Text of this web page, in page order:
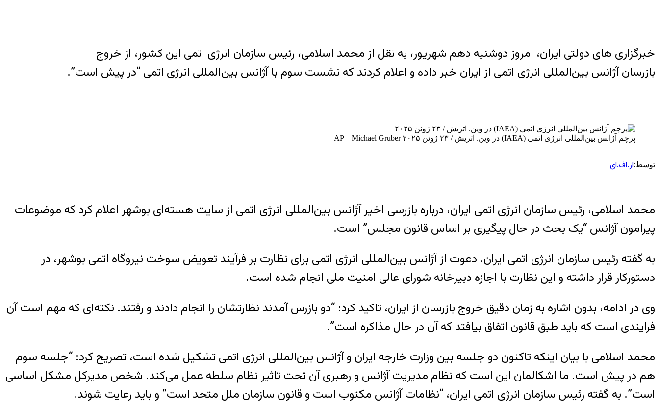
خبرگزاری های دولتی ایران، امروز دوشنبه دهم شهریور، به نقل از محمد اسلامی، رئیس سازمان انرژی اتمی این کشور، از خروج
بازرسان آژانس بین‌المللی انرژی اتمی از ایران خبر داده و اعلام کردند که نشست سوم با آژانس بین‌المللی انرژی اتمی “در پیش است”.
پرچم آژانس بین‌المللی انرژی اتمی (IAEA) در وین. اتریش / ۲۳ ژوئن ۲۰۲۵ AP – Michael Gruber
توسط:ار.اف.ای
محمد اسلامی، رئیس سازمان انرژی اتمی ایران، درباره بازرسی اخیر آژانس بین‌المللی انرژی اتمی از سایت هسته‌ای بوشهر اعلام کرد که موضوعات
پیرامون آژانس “یک بحث در حال پیگیری بر اساس قانون مجلس” است.
به گفته رئیس سازمان انرژی اتمی ایران، دعوت از آژانس بین‌المللی انرژی اتمی برای نظارت بر فرآیند تعویض سوخت نیروگاه اتمی بوشهر، در
دستورکار قرار داشته و این نظارت با اجازه دبیرخانه شورای عالی امنیت ملی انجام شده است.
وی در ادامه، بدون اشاره به زمان دقیق خروج بازرسان از ایران، تاکید کرد: “دو بازرس آمدند نظارتشان را انجام دادند و رفتند. نکته‌ای که مهم است آن
فرایندی است که باید طبق قانون اتفاق بیافتد که آن در حال مذاکره است”.
محمد اسلامی با بیان اینکه تاکنون دو جلسه بین وزارت خارجه ایران و آژانس بین‌المللی انرژی اتمی تشکیل شده است، تصریح کرد: “جلسه سوم
هم در پیش است. ما اشکالمان این است که نظام مدیریت آژانس و رهبری آن تحت تاثیر نظام سلطه عمل می‌کند. شخص مدیرکل مشکل اساسی
است”. به گفته رئیس سازمان انرژی اتمی ایران، “نظامات آژانس مکتوب است و قانون سازمان ملل متحد است” و باید رعایت شوند.